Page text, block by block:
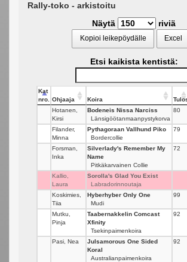
Rally-toko - arkistoitu
Näytä
riviä
Kopioi leikepöydälle Excel
Etsi kaikista kentistä:
Kat
nro.
Ohjaaja Koira
Hotanen,
Kirsi
Bodeneis Nissa Narciss
Länsigöötanmaanpystykorva
80
Filander,
Minna
Pythagoraan Vallhund Piko
Bordercollie
79
Forsman,
Inka
Silverlady's Remember My
Name
Pitkäkarvainen Collie
72
Kallio,
Laura
Sorolla's Glad You Exist
Labradorinnoutaja
Koskimies,
Tiia
Hyberhyber Only One
Mudi
99
Mutku,
Pinja
Taabernakkelin Comcast
Xfinity
Tsekinpaimenkoira
92
Pasi, Nea
Julsamorous One Sided
Koral
Australianpaimenkoira
92